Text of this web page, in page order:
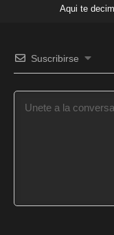
Aqui te
Suscribirse